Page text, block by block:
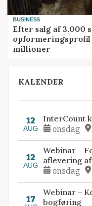
BUSINESS
Efter salg af 3.000
millioner
KALENDER
12
AUG
InterCount
onsdag
12
AUG
Webinar –
aflevering
onsdag
17
Webinar –
bogføring